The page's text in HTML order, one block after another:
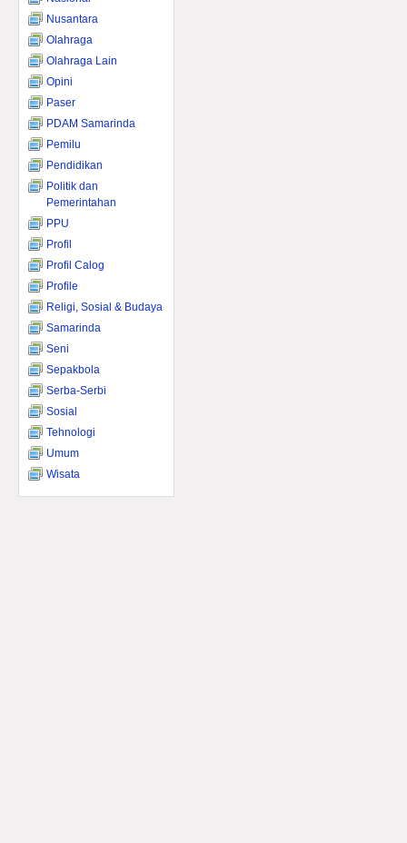
Nusantara
Olahraga
Olahraga Lain
Opini
Paser
PDAM Samarinda
Pemilu
Pendidikan
Politik dan
Pemerintahan
PPU
Profil
Profil Calog
Profile
Religi, Sosial & Budaya
Samarinda
Seni
Sepakbola
Serba-Serbi
Sosial
Tehnologi
Umum
Wisata